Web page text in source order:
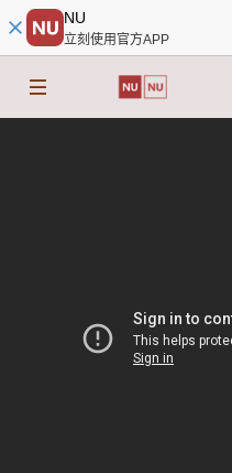
NU
立刻使用官方APP